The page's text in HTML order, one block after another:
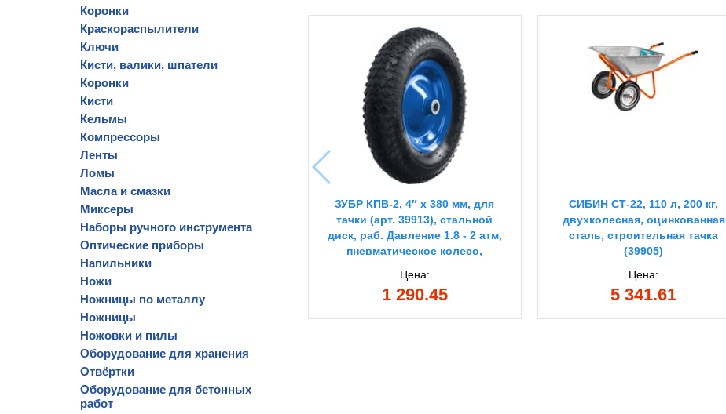
Коронки
Краскораспылители
Ключи
Кисти, валики, шпатели
Коронки
Кисти
Кельмы
Компрессоры
Ленты
Ломы
Масла и смазки
Миксеры
Наборы ручного инструмента
Оптические приборы
Напильники
Ножи
Ножницы по металлу
Ножницы
Ножовки и пилы
Оборудование для хранения
Отвёртки
Оборудование для бетонных
работ
ЗУБР КПВ-2, 4″ х 380 мм, для
тачки (арт. 39913), стальной
диск, раб. Давление 1.8 - 2 атм,
пневматическое колесо,
Цена:
1 290.45
СИБИН СТ-22, 110 л, 200 кг,
двухколесная, оцинкованная
сталь, строительная тачка
(39905)
Цена:
5 341.61